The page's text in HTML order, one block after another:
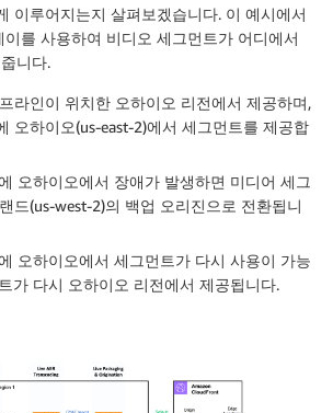
이루어지는지 살펴보겠습니다. 이 예시에서
를 사용하여 비디오 세그먼트가 어디에서
니다.
라인이 위치한 오하이오 리전에서 제공하며,
오하이오(us-east-2)에서 세그먼트를 제공합
오하이오에서 장애가 발생하면 미디어 세그
드(us-west-2)의 백업 오리진으로 전환됩니
오하이오에서 세그먼트가 다시 사용이 가능
가 다시 오하이오 리전에서 제공됩니다.